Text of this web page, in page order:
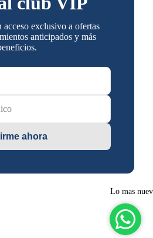
Lo mas
acceso exclusivo a ofertas
anticipados y más
ahora